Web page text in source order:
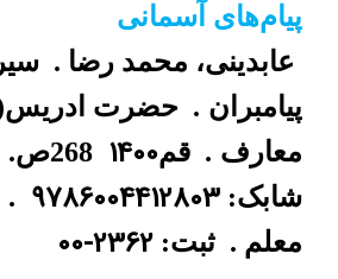
پیام‌های آسمانی
عابدینی، محمد رضا . سیره
پیامبران . حضرت ادریس(ع)
معارف . قم 1400268ص.
شابک:9786004412803
.
معلم . ثبت:00-2362